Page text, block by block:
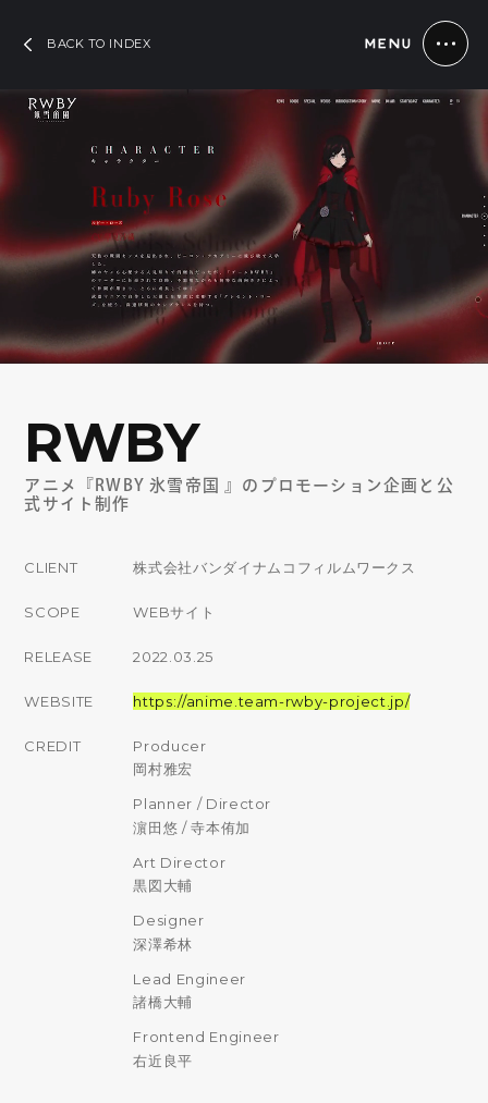
MENU
BACK TO INDEX
RWBY
アニメ『RWBY 氷雪帝国 』のプロモーション企画と公
式サイト制作
CLIENT 株式会社バンダイナムコフィルムワークス
SCOPE WEBサイト
RELEASE 2022.03.25
WEBSITE https://anime.team-rwby-project.jp/
CREDIT
Producer
岡村雅宏
Planner / Director
濵田悠 / 寺本侑加
Art Director
黒図大輔
Designer
深澤希林
Lead Engineer
諸橋大輔
Frontend Engineer
右近良平